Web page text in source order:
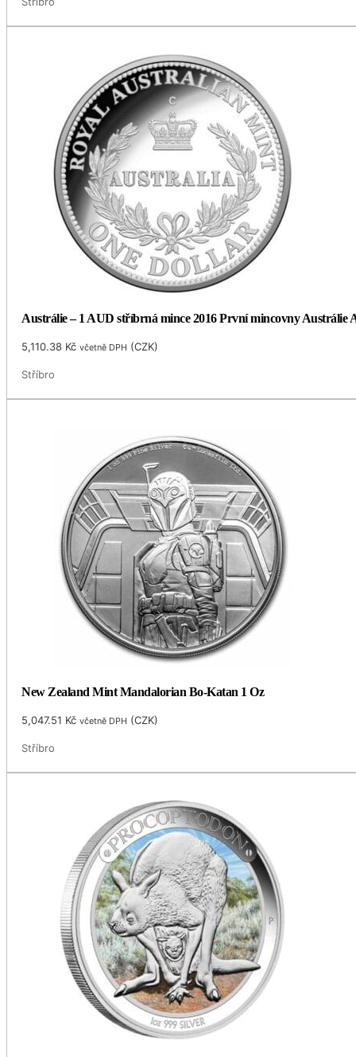
Austrálie – 1 AUD stříbrná mince 2016 První mincovny Austrálie
5,110.38 Kč včetně DPH (CZK)
Stříbro
New Zealand Mint Mandalorian Bo-Katan 1 Oz
5,047.51 Kč včetně DPH (CZK)
Stříbro